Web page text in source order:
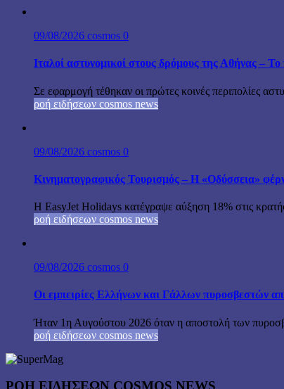
09/08/2026 cosmos 0
Ιταλοί αστυνομικοί στους δρόμους της Αθήνας –
Σε εφαρμογή τέθηκαν οι πρώτες κοινές περιπολίες
ροή ειδήσεων cosmos news
09/08/2026 cosmos 0
Κινηματογραφικός Τουρισμός – Η «Οδύσσεια»
Η EasyJet Holidays κατέγραψε αύξηση 18% στις
ροή ειδήσεων cosmos news
09/08/2026 cosmos 0
Οι εμπειρίες Ελλήνων και Γάλλων πυροσβεστών
Ήταν 1η Αυγούστου 2026 όταν η αποστολή των
ροή ειδήσεων cosmos news